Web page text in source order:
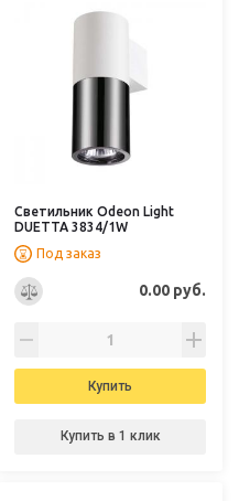
Светильник Odeon Light
DUETTA 3834/1W
Под заказ
0.00 руб.
Купить
Купить в 1 клик